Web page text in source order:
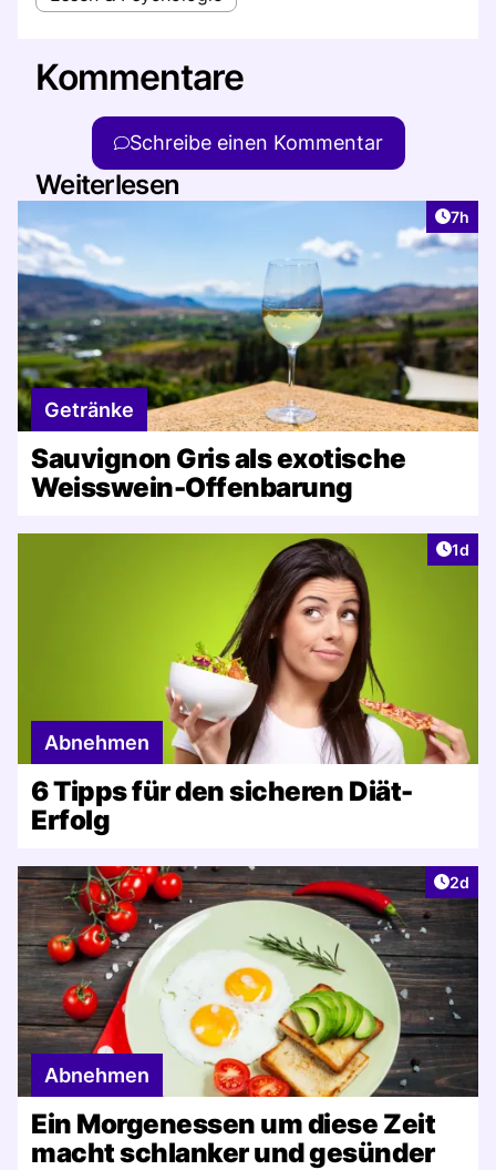
Kommentare
Schreibe einen Kommentar
Weiterlesen
7h
Getränke
Sauvignon Gris als exotische
Weisswein-Offenbarung
1d
Abnehmen
6 Tipps für den sicheren Diät-
Erfolg
2d
Abnehmen
Ein Morgenessen um diese Zeit
macht schlanker und gesünder